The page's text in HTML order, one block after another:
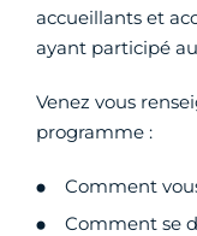
accueillants et
ayant participé
Venez vous
programme :
Comment
Comment se